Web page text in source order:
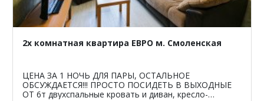
2х комнатная квартира ЕВРО м. Смоленская
ЦЕНА ЗА 1 НОЧЬ ДЛЯ ПАРЫ, ОСТАЛЬНОЕ
ОБСУЖДАЕТСЯ!!! ПРОСТО ПОСИДЕТЬ В ВЫХОДНЫЕ
ОТ 6т двухспальные кровать и диван, кресло-